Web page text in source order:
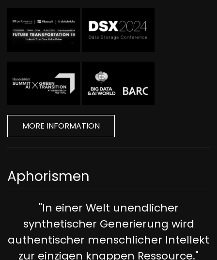
MORE INFORMATION
Aphorismen
"In einer Welt unendlicher
synthetischer Generierung wird
authentischer menschlicher Intellekt
zur einzigen knappen Ressource."